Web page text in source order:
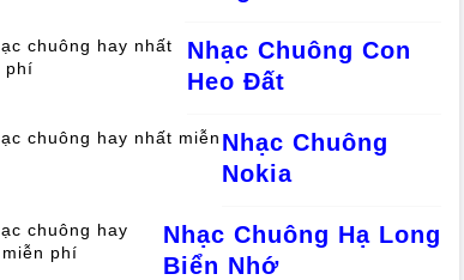
Nhạc Chuông Con
Heo Đất
Nhạc Chuông
Nokia
Nhạc Chuông Hạ Long
Biển Nhớ